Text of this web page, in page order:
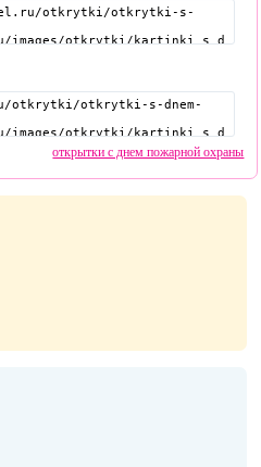
открытки с днем пожарной охраны